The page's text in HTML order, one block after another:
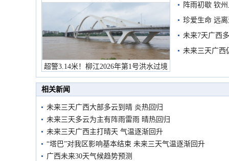
超警3.14米！柳江2026年第1号洪水过境
市民在堤岸见证汛况
阵雨初歇 钦
珍爱生命 远
未来7天广西
未来三天广西
相关新闻
未来三天广西大部多云到晴 炎热回归
未来三天多云为主有阵雨雷雨 晴热回归
未来三天广西主打晴天 气温逐渐回升
“塔巴”对我区影响基本结束 未来三天气温逐渐回升
广西未来30天气候趋势预测